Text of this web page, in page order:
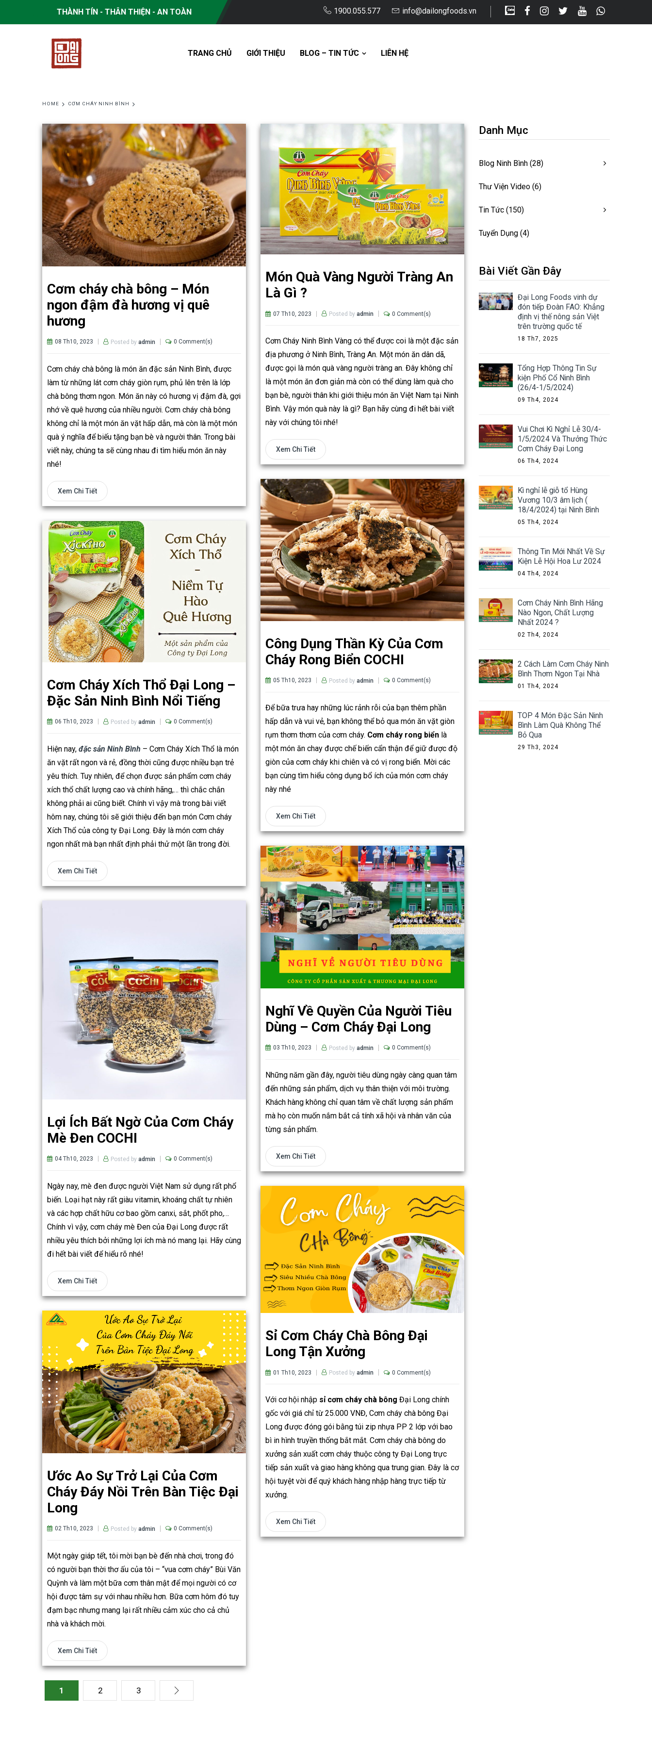
THÀNH TÍN - THÂN THIỆN - AN TOÀN 1900.055.577 info@dailongfoods.vn
TRANG CHỦ GIỚI THIỆU BLOG – TIN TỨC LIÊN HỆ
HOME CƠM CHÁY NINH BÌNH
Cơm cháy chà bông – Món
ngon đậm đà hương vị quê
hương
08 Th10, 2023 Posted by admin 0 Comment(s)
Cơm cháy chà bông là món ăn đặc sản Ninh Bình, được
làm từ những lát cơm cháy giòn rụm, phủ lên trên là lớp
chà bông thơm ngon. Món ăn này có hương vị đậm đà, gợi
nhớ về quê hương của nhiều người. Cơm cháy chà bông
không chỉ là một món ăn vặt hấp dẫn, mà còn là một món
quà ý nghĩa để biếu tặng bạn bè và người thân. Trong bài
viết này, chúng ta sẽ cùng nhau đi tìm hiểu món ăn này
nhé!
Xem Chi Tiết
Món Quà Vàng Người Tràng An
Là Gì ?
07 Th10, 2023 Posted by admin 0 Comment(s)
Cơm Cháy Ninh Bình Vàng có thể được coi là một đặc sản
địa phương ở Ninh Bình, Tràng An. Một món ăn dân dã,
được gọi là món quà vàng người tràng an. Đây không chỉ
là một món ăn đơn giản mà còn có thể dùng làm quà cho
bạn bè, người thân khi giới thiệu món ăn Việt Nam tại Ninh
Bình. Vậy món quà này là gì? Bạn hãy cùng đi hết bài viết
này với chúng tôi nhé!
Xem Chi Tiết
Cơm Cháy Xích Thổ Đại Long –
Đặc Sản Ninh Bình Nổi Tiếng
06 Th10, 2023 Posted by admin 0 Comment(s)
Hiện nay, đặc sản Ninh Bình – Cơm Cháy Xích Thổ là món
ăn vặt rất ngon và rẻ, đồng thời cũng được nhiều bạn trẻ
yêu thích. Tuy nhiên, để chọn được sản phẩm cơm cháy
xích thổ chất lượng cao và chính hãng,… thì chắc chắn
không phải ai cũng biết. Chính vì vậy mà trong bài viết
hôm nay, chúng tôi sẽ giới thiệu đến bạn món Cơm cháy
Xích Thổ của công ty Đại Long. Đây là món cơm cháy
ngon nhất mà bạn nhất định phải thử một lần trong đời.
Xem Chi Tiết
Công Dụng Thần Kỳ Của Cơm
Cháy Rong Biển COCHI
05 Th10, 2023 Posted by admin 0 Comment(s)
Để bữa trưa hay những lúc rảnh rỗi của bạn thêm phần
hấp dẫn và vui vẻ, bạn không thể bỏ qua món ăn vặt giòn
rụm thơm thơm của cơm cháy. Cơm cháy rong biển là
một món ăn chay được chế biến cẩn thận để giữ được độ
giòn của cơm cháy khi chiên và có vị rong biển. Mời các
bạn cùng tìm hiểu công dụng bổ ích của món cơm cháy
này nhé
Xem Chi Tiết
Lợi Ích Bất Ngờ Của Cơm Cháy
Mè Đen COCHI
04 Th10, 2023 Posted by admin 0 Comment(s)
Ngày nay, mè đen được người Việt Nam sử dụng rất phổ
biến. Loại hạt này rất giàu vitamin, khoáng chất tự nhiên
và các hợp chất hữu cơ bao gồm canxi, sắt, phốt pho,…
Chính vì vậy, cơm cháy mè Đen của Đại Long được rất
nhiều yêu thích bởi những lợi ích mà nó mang lại. Hãy cùng
đi hết bài viết để hiểu rõ nhé!
Xem Chi Tiết
Nghĩ Về Quyền Của Người Tiêu
Dùng – Cơm Cháy Đại Long
03 Th10, 2023 Posted by admin 0 Comment(s)
Những năm gần đây, người tiêu dùng ngày càng quan tâm
đến những sản phẩm, dịch vụ thân thiện với môi trường.
Khách hàng không chỉ quan tâm về chất lượng sản phẩm
mà họ còn muốn nắm bắt cả tính xã hội và nhân văn của
từng sản phẩm.
Xem Chi Tiết
Ước Ao Sự Trở Lại Của Cơm
Cháy Đáy Nồi Trên Bàn Tiệc Đại
Long
02 Th10, 2023 Posted by admin 0 Comment(s)
Một ngày giáp tết, tôi mời bạn bè đến nhà chơi, trong đó
có người bạn thời thơ ấu của tôi – “vua cơm cháy” Bùi Văn
Quỳnh và làm một bữa cơm thân mật để mọi người có cơ
hội được tâm sự với nhau nhiều hơn. Bữa cơm hôm đó tuy
đạm bạc nhưng mang lại rất nhiều cảm xúc cho cả chủ
nhà và khách mời.
Xem Chi Tiết
Sỉ Cơm Cháy Chà Bông Đại
Long Tận Xưởng
01 Th10, 2023 Posted by admin 0 Comment(s)
Với cơ hội nhập sỉ cơm cháy chà bông Đại Long chính
gốc với giá chỉ từ 25.000 VNĐ, Cơm cháy chà bông Đại
Long được đóng gói bằng túi zip nhựa PP 2 lớp với bao
bì in hình truyền thống bắt mắt. Cơm cháy chà bông do
xưởng sản xuất cơm cháy thuộc công ty Đại Long trực
tiếp sản xuất và giao hàng không qua trung gian. Đây là cơ
hội tuyệt vời để quý khách hàng nhập hàng trực tiếp từ
xưởng.
Xem Chi Tiết
1 2 3 »
Danh Mục
Blog Ninh Bình (28)
Thư Viện Video (6)
Tin Tức (150)
Tuyển Dụng (4)
Bài Viết Gần Đây
Đại Long Foods vinh dự
đón tiếp Đoàn FAO: Khẳng
định vị thế nông sản Việt
trên trường quốc tế
18 Th7, 2025
Tổng Hợp Thông Tin Sự
kiện Phố Cổ Ninh Bình
(26/4-1/5/2024)
09 Th4, 2024
Vui Chơi Kì Nghỉ Lễ 30/4-
1/5/2024 Và Thưởng Thức
Cơm Cháy Đại Long
06 Th4, 2024
Kì nghỉ lễ giỗ tổ Hùng
Vương 10/3 âm lịch (
18/4/2024) tại Ninh Bình
05 Th4, 2024
Thông Tin Mới Nhất Về Sự
Kiện Lễ Hội Hoa Lư 2024
04 Th4, 2024
Cơm Cháy Ninh Bình Hãng
Nào Ngon, Chất Lượng
Nhất 2024 ?
02 Th4, 2024
2 Cách Làm Cơm Cháy Ninh
Bình Thơm Ngon Tại Nhà
01 Th4, 2024
TOP 4 Món Đặc Sản Ninh
Bình Làm Quà Không Thể
Bỏ Qua
29 Th3, 2024